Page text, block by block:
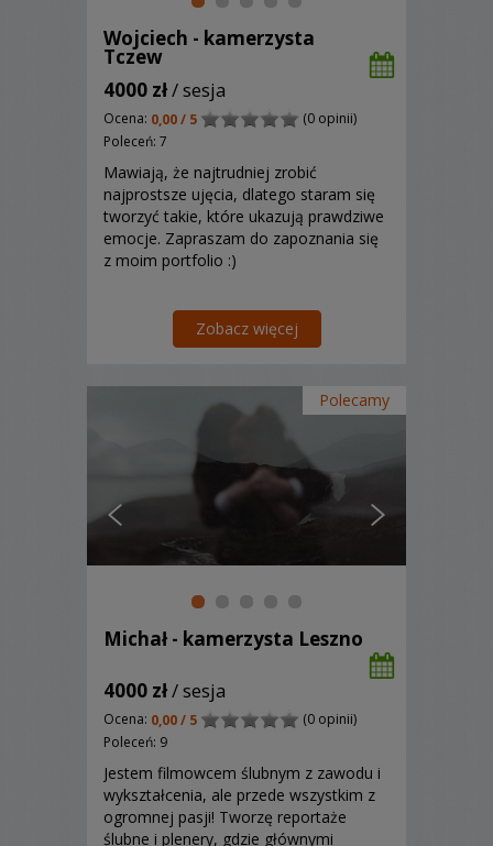
Wojciech - kamerzysta
Tczew
4000 zł/ sesja
Ocena: 0,00 / 5
(0 opinii)
Poleceń: 7
Mawiają, że najtrudniej zrobić
najprostsze ujęcia, dlatego staram się
tworzyć takie, które ukazują prawdziwe
emocje. Zapraszam do zapoznania się
z moim portfolio :)
Zobacz więcej
Polecamy
Michał - kamerzysta Leszno
4000 zł/ sesja
Ocena: 0,00 / 5
(0 opinii)
Poleceń: 9
Jestem filmowcem ślubnym z zawodu i
wykształcenia, ale przede wszystkim z
ogromnej pasji! Tworzę reportaże
ślubne i plenery, gdzie głównymi